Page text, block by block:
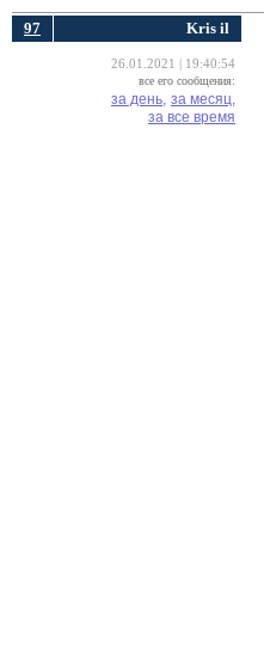
97 Kris il
26.01.2021 | 19:40:54
все его сообщения:
за день, за месяц,
за все время